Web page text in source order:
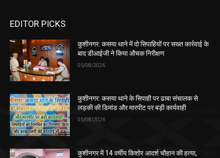
EDITOR PICKS
कुशीनगर: कसया थाने में दो सिपाहियों पर सख्त कार्रवाई के
बाद डीआईजी ने किया औचक निरीक्षण
05/08/2026
कुशीनगर: कसया थाने के सिपाही पर ढाबा संचालक से
लड़की की डिमांड और मारपीट पर बड़ी कार्यवाही
05/08/2026
कुशीनगर में 14 वर्षीय किशोर आदर्श चौहान की हत्या,